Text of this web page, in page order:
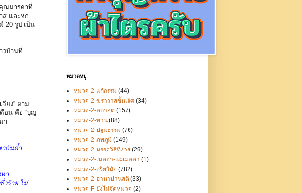
ณมารดาที่
ส และหก
20 รูป เป็น
วบ้านที่
ยง” ตาม
ดือน คือ “บุญ
า
ากันค้ำ
า
วร้าย ไม่
หมวดหมู่
หมวด-2-แก้กรรม (44)
หมวด-2-ฆราวาสชั้นเลิศ (34)
หมวด-2-ตถาคต (157)
หมวด-2-ทาน (88)
หมวด-2-ปฐมธรรม (76)
หมวด-2-ภพภูมิ (149)
หมวด-2-มรรควิธีที่ง่าย (29)
หมวด-2-เมตตา-แผ่เมตตา (1)
หมวด-2-อริยวินัย (782)
หมวด-2-อานาปานสติ (33)
หมวด-F-ยังไม่จัดหมวด (2)